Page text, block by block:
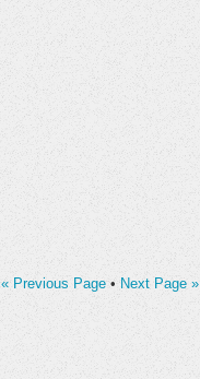
« Previous Page • Next Page »